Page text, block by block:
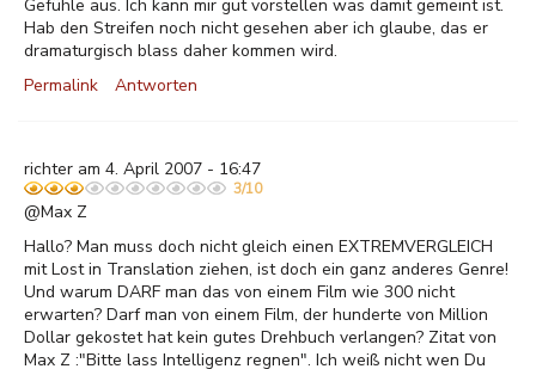
Gefühle aus. Ich kann mir gut vorstellen was damit gemeint ist.
Hab den Streifen noch nicht gesehen aber ich glaube, das er
dramaturgisch blass daher kommen wird.
Permalink
Antworten
richter am 4. April 2007 - 16:47
3/10
@Max Z
Hallo? Man muss doch nicht gleich einen EXTREMVERGLEICH
mit Lost in Translation ziehen, ist doch ein ganz anderes Genre!
Und warum DARF man das von einem Film wie 300 nicht
erwarten? Darf man von einem Film, der hunderte von Million
Dollar gekostet hat kein gutes Drehbuch verlangen? Zitat von
Max Z :"Bitte lass Intelligenz regnen". Ich weiß nicht wen Du